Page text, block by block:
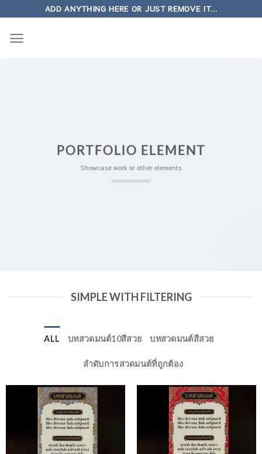
content
ADD ANYTHING HERE OR JUST REMOVE IT...
PORTFOLIO ELEMENT
Showcase work or other elements
SIMPLE WITH FILTERING
ALL บทสวดมนต์10สีสวย บทสวดมนต์สีสวย
ลำดับการสวดมนต์ที่ถูกต้อง